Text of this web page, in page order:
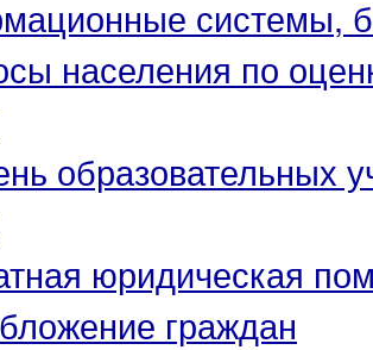
системы,
населения по
образовательных
юридическая
граждан